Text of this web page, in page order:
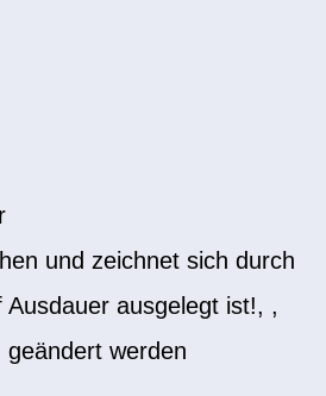
und zeichnet sich durch
ausgelegt ist!, ,
geändert werden